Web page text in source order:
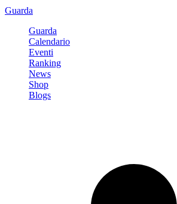
Guarda
Guarda
Calendario
Eventi
Ranking
News
Shop
Blogs